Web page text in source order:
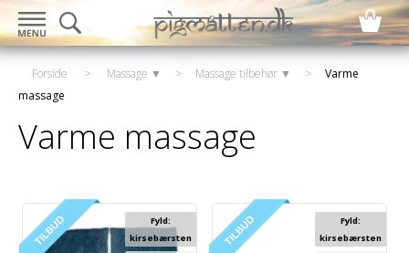
Forside > Massage ▼ > Massage tilbehør ▼ >
Varme
massage
Varme massage
Fyld:
kirsebærsten
Fyld:
kirsebærsten